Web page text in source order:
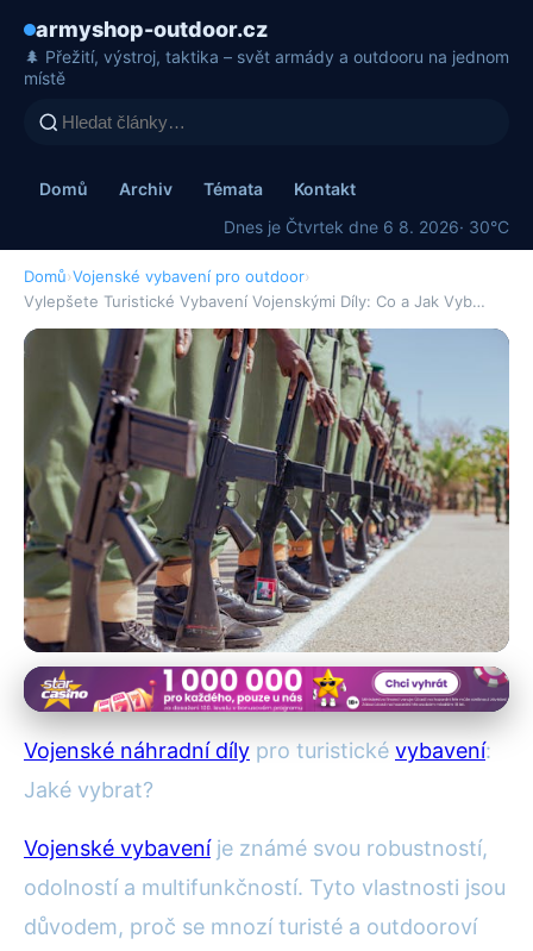
armyshop-outdoor.cz
🌲 Přežití, výstroj, taktika – svět armády a outdooru na jednom
místě
Domů Archiv Témata
Kontakt
Dnes je Čtvrtek dne 6 8. 2026· 30°C
Domů›Vojenské vybavení pro outdoor›
Vylepšete Turistické Vybavení Vojenskými Díly: Co a Jak Vyb…
Vojenské vybavení pro outdoor
Vylepšete Turistické Vybavení
Vojenskými Díly: Co a Jak
Vybrat?
21. 1. 2026 · 4 min čtení · Autor: Tomáš Novák
Vojenské náhradní díly pro turistické vybavení:
Jaké vybrat?
Vojenské vybaveníje známé svou robustností,
odolností a multifunkčností. Tyto vlastnosti jsou
důvodem, proč se mnozí turisté a outdooroví